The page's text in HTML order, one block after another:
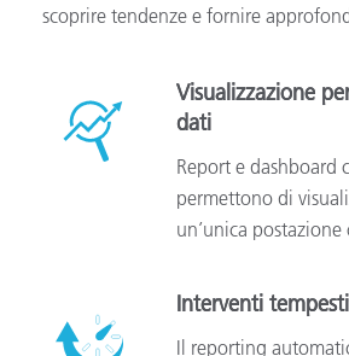
scoprire tendenze e fornire
Visualizzazione
dati
Report e dashboard
permettono di
un’unica postazione
Interventi
Il reporting